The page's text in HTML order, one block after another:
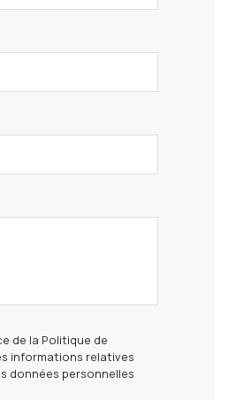
de la Politique de
informations relatives
données personnelles